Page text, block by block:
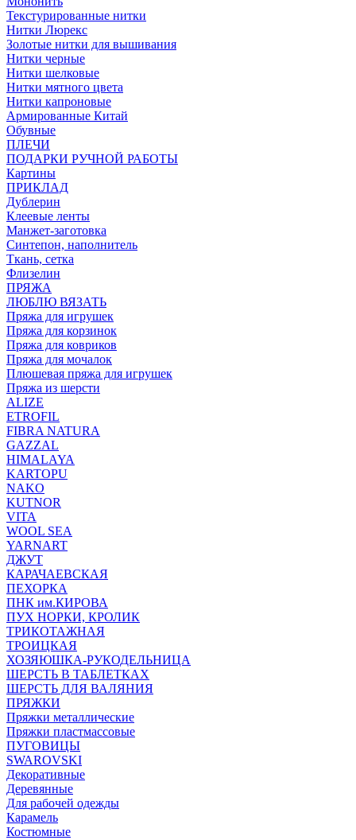
Текстурированные нитки
Нитки Люрекс
Золотые нитки для вышивания
Нитки черные
Нитки шелковые
Нитки мятного цвета
Нитки капроновые
Армированные Китай
Обувные
ПЛЕЧИ
ПОДАРКИ РУЧНОЙ РАБОТЫ
Картины
ПРИКЛАД
Дублерин
Клеевые ленты
Манжет-заготовка
Синтепон, наполнитель
Ткань, сетка
Флизелин
ПРЯЖА
ЛЮБЛЮ ВЯЗАТЬ
Пряжа для игрушек
Пряжа для корзинок
Пряжа для ковриков
Пряжа для мочалок
Плюшевая пряжа для игрушек
Пряжа из шерсти
ALIZE
ETROFIL
FIBRA NATURA
GAZZAL
HIMALAYA
KARTOPU
NAKO
KUTNOR
VITA
WOOL SEA
YARNART
ДЖУТ
КАРАЧАЕВСКАЯ
ПЕХОРКА
ПНК им.КИРОВА
ПУХ НОРКИ, КРОЛИК
ТРИКОТАЖНАЯ
ТРОИЦКАЯ
ХОЗЯЮШКА-РУКОДЕЛЬНИЦА
ШЕРСТЬ В ТАБЛЕТКАХ
ШЕРСТЬ ДЛЯ ВАЛЯНИЯ
ПРЯЖКИ
Пряжки металлические
Пряжки пластмассовые
ПУГОВИЦЫ
SWAROVSKI
Декоративные
Деревянные
Для рабочей одежды
Карамель
Костюмные